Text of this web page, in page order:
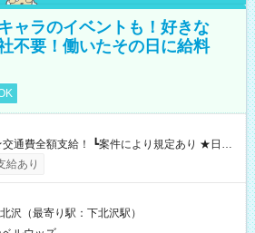
ャラのイベントも！好きな
不要！働いたその日に給料
り） ┗働いたその日に現金GET♪ お仕事後はコ
分を引き落とせます！ 【試用期間】試
給あり
沢（最寄り駅：下北沢駅）